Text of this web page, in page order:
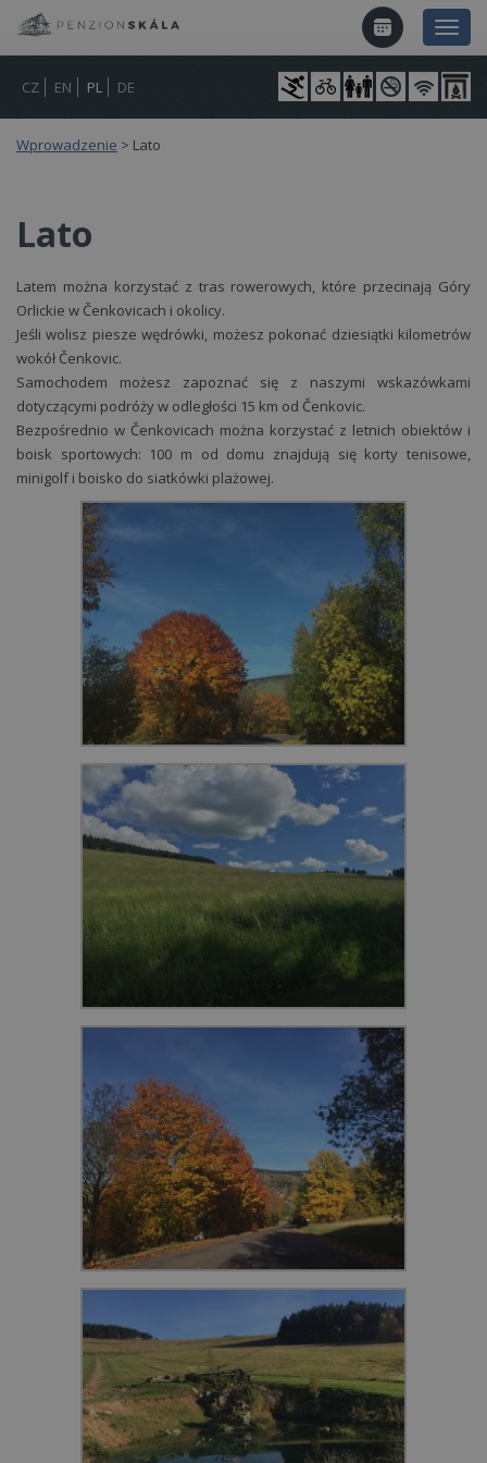
CZ EN PL DE
Nekuřácké
Vhodné
Cyklistika
Lyžování
Wprowadzenie > Lato
Lato
Latem można korzystać z tras rowerowych, które przecinają Góry
Orlickie w Čenkovicach i okolicy.
Jeśli wolisz piesze wędrówki, możesz pokonać dziesiątki kilometrów
wokół Čenkovic.
Samochodem możesz zapoznać się z naszymi wskazówkami
dotyczącymi podróży w odległości 15 km od Čenkovic.
Bezpośrednio w Čenkovicach można korzystać z letnich obiektów i
boisk sportowych: 100 m od domu znajdują się korty tenisowe,
minigolf i boisko do siatkówki plażowej.